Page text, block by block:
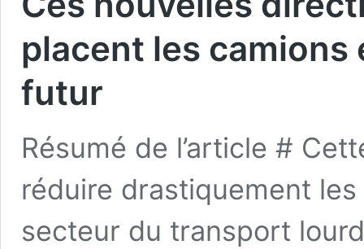
placent les
futur
Résumé de l’article #
réduire drastiquement
secteur du transport